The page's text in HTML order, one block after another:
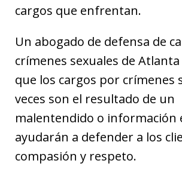
cargos que enfrentan.
Un abogado de defensa de
crímenes sexuales de
que los cargos por crímenes
veces son el resultado de un
malentendido o información
ayudarán a defender a los
compasión y respeto.